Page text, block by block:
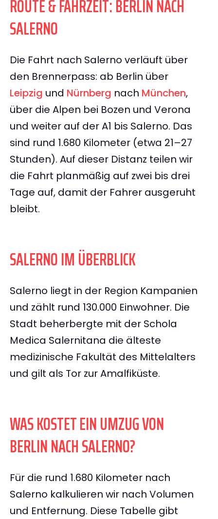
ROUTE & FAHRZEIT: BERLIN NACH
SALERNO
Die Fahrt nach Salerno verläuft über
den Brennerpass: ab Berlin über
Leipzig und Nürnberg nach München,
über die Alpen bei Bozen und Verona
und weiter auf der A1 bis Salerno. Das
sind rund 1.680 Kilometer (etwa 21–27
Stunden). Auf dieser Distanz teilen wir
die Fahrt planmäßig auf zwei bis drei
Tage auf, damit der Fahrer ausgeruht
bleibt.
SALERNO IM ÜBERBLICK
Salerno liegt in der Region Kampanien
und zählt rund 130.000 Einwohner. Die
Stadt beherbergte mit der Schola
Medica Salernitana die älteste
medizinische Fakultät des Mittelalters
und gilt als Tor zur Amalfiküste.
WAS KOSTET EIN UMZUG VON
BERLIN NACH SALERNO?
Für die rund 1.680 Kilometer nach
Salerno kalkulieren wir nach Volumen
und Entfernung. Diese Tabelle gibt